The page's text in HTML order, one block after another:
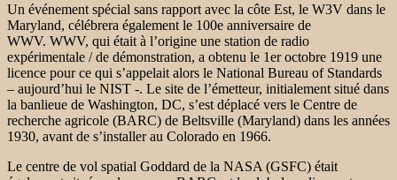
Un événement spécial sans rapport avec la côte Est, le W3V dans le
Maryland, célébrera également le 100e anniversaire de
WWV. WWV, qui était à l’origine une station de radio
expérimentale / de démonstration, a obtenu le 1er octobre 1919 une
licence pour ce qui s’appelait alors le National Bureau of Standards
– aujourd’hui le NIST -. Le site de l’émetteur, initialement situé dans
la banlieue de Washington, DC, s’est déplacé vers le Centre de
recherche agricole (BARC) de Beltsville (Maryland) dans les années
1930, avant de s’installer au Colorado en 1966.
Le centre de vol spatial Goddard de la NASA (GSFC) était